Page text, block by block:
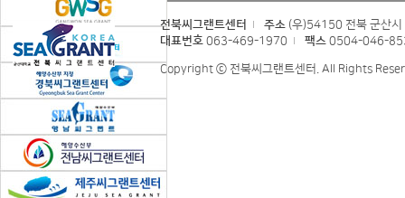
전북씨그랜트센터 주소 (우)54150 전북 군산
대표번호 063-469-1970 팩스 0504-046-
Copyright ⓒ 전북씨그랜트센터. All Rights